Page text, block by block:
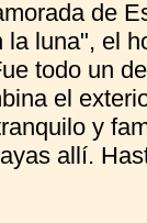
de
la luna", el
todo un
el
y
allí.